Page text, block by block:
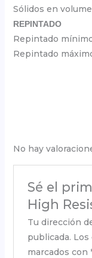
Sólidos en
REPINTADO
Repintado
Repintado
No hay
Sé el
High
Tu dirección
publicada. Los
marcados con